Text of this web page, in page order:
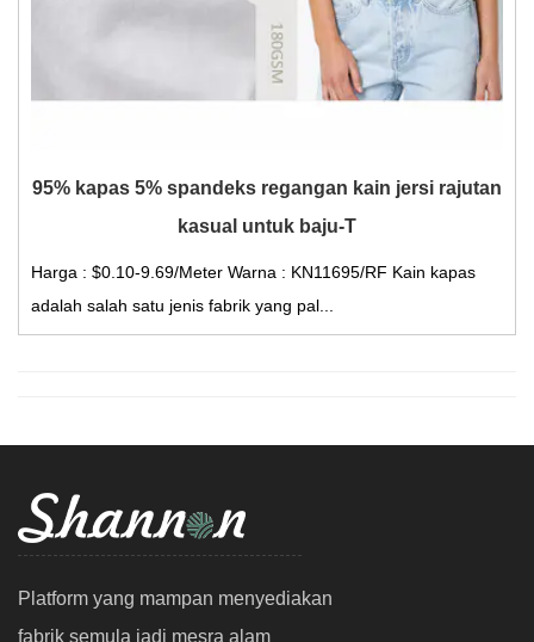
95% kapas 5% spandeks regangan kain jersi rajutan
kasual untuk baju-T
Harga : $0.10-9.69/Meter Warna : KN11695/RF Kain kapas
adalah salah satu jenis fabrik yang pal...
Platform yang mampan menyediakan
fabrik semula jadi mesra alam